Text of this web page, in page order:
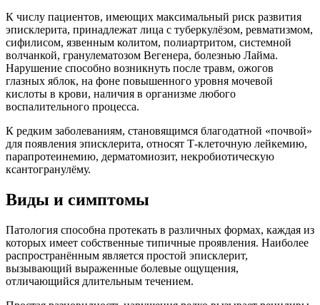
К числу пациентов, имеющих максимальный риск развития
эписклерита, принадлежат лица с туберкулёзом, ревматизмом,
сифилисом, язвенным колитом, полиартритом, системной
волчанкой, гранулематозом Вегенера, болезнью Лайма.
Нарушение способно возникнуть после травм, ожогов
глазных яблок, на фоне повышенного уровня мочевой
кислоты в крови, наличия в организме любого
воспалительного процесса.
К редким заболеваниям, становящимся благодатной «почвой»
для появления эписклерита, относят Т-клеточную лейкемию,
парапротеинемию, дерматомиозит, некробиотическую
ксантогранулёму.
Виды и симптомы
Патология способна протекать в различных формах, каждая из
которых имеет собственные типичные проявления. Наиболее
распространённым является простой эписклерит,
вызывающий выраженные болевые ощущения,
отличающийся длительным течением.